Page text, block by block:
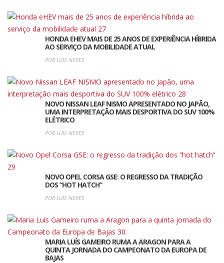
HONDA EHEV MAIS DE 25 ANOS DE EXPERIÊNCIA HÍBRIDA
AO SERVIÇO DA MOBILIDADE ATUAL
POR LUIS NEVES
NOVO NISSAN LEAF NISMO APRESENTADO NO JAPÃO,
UMA INTERPRETAÇÃO MAIS DESPORTIVA DO SUV 100%
ELÉTRICO
POR LUIS NEVES
NOVO OPEL CORSA GSE: O REGRESSO DA TRADIÇÃO
DOS “HOT HATCH”
POR LUIS NEVES
MARIA LUÍS GAMEIRO RUMA A ARAGON PARA A
QUINTA JORNADA DO CAMPEONATO DA EUROPA DE
BAJAS